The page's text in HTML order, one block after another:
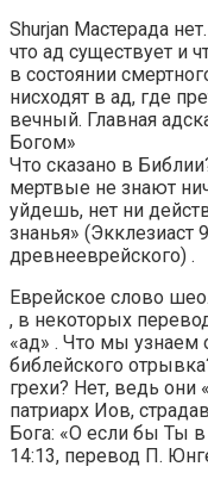
Shurjan Мастерада
что ад существует и
в состоянии
нисходят в ад, где
вечный. Главная
Богом»
Что сказано в
мертвые не знают
уйдешь, нет ни
знанья» (Экклезиаст
древнееврейского) .
Еврейское слово
, в некоторых
«ад» . Что мы узнаем
библейского
грехи? Нет, ведь они
патриарх Иов,
Бога: «О если бы Ты
14:13, перевод П.